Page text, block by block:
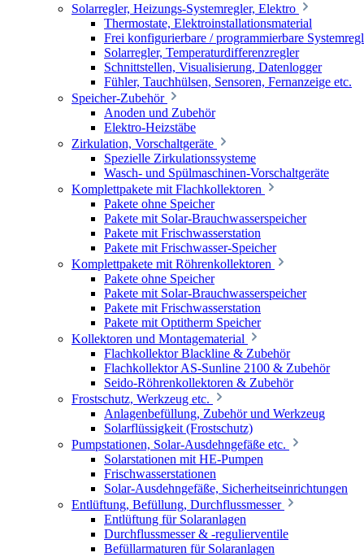
Solarregler, Heizungs-Systemregler, Elektro
Thermostate, Elektroinstallationsmaterial
Frei konfigurierbare / programmierbare
Solarregler, Temperaturdifferenzregler
Schnittstellen, Visualisierung, Datenlogger
Fühler, Tauchhülsen, Sensoren, Fernanzeige etc.
Speicher-Zubehör
Anoden und Zubehör
Elektro-Heizstäbe
Zirkulation, Vorschaltgeräte
Spezielle Zirkulationssysteme
Wasch- und Spülmaschinen-Vorschaltgeräte
Komplettpakete mit Flachkollektoren
Pakete ohne Speicher
Pakete mit Solar-Brauchwasserspeicher
Pakete mit Frischwasserstation
Pakete mit Frischwasser-Speicher
Komplettpakete mit Röhrenkollektoren
Pakete ohne Speicher
Pakete mit Solar-Brauchwasserspeicher
Pakete mit Frischwasserstation
Pakete mit Optitherm Speicher
Kollektoren und Montagematerial
Flachkollektor Blackline & Zubehör
Flachkollektor AS-Sunline 2100 & Zubehör
Seido-Röhrenkollektoren & Zubehör
Frostschutz, Werkzeug etc.
Anlagenbefüllung, Zubehör und Werkzeug
Solarflüssigkeit (Frostschutz)
Pumpstationen, Solar-Ausdehngefäße etc.
Solarstationen mit HE-Pumpen
Frischwasserstationen
Solar-Ausdehngefäße, Sicherheitseinrichtungen
Entlüftung, Befüllung, Durchflussmesser
Entlüftung für Solaranlagen
Durchflussmesser & -regulierventile
Befüllarmaturen für Solaranlagen